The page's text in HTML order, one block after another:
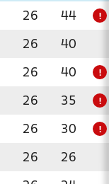
26 44 !
26 40
26 40 !
26 35 !
26 30 !
26 26